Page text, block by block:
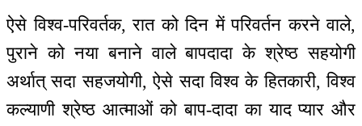
ऐसे विश्व-परिवर्तक, रात को दिन में परिवर्तन करने वाले,
पुराने को नया बनाने वाले बापदादा के श्रेष्ठ सहयोगी
अर्थात् सदा सहजयोगी, ऐसे सदा विश्व के हितकारी, विश्व
कल्याणी श्रेष्ठ आत्माओं को बाप-दादा का याद प्यार और